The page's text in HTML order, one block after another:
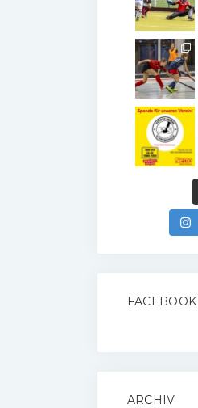
FACEBOOK
ARCHIV